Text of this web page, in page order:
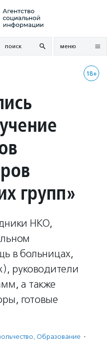
поиск меню
18+
групп»
НКО,
в больницах,
руководители
а также
готовые
, Образование ·